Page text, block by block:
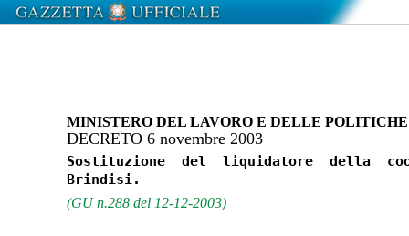
MINISTERO DEL LAVORO E DELLE
DECRETO 6 novembre 2003
Sostituzione  del  liquidatore  della
(GU n.288 del 12-12-2003)